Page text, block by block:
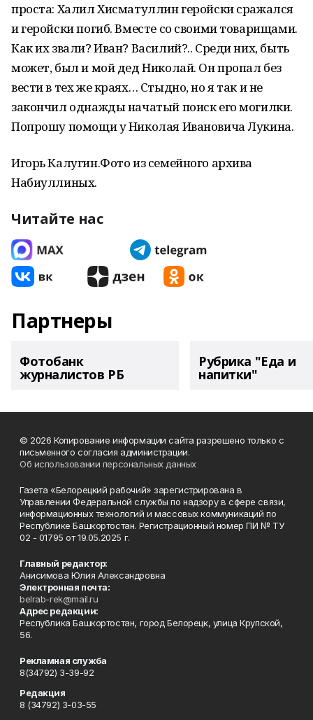
проста: Халил Хисматуллин геройски сражался
и геройски погиб. Вместе со своими товарищами.
Как их звали? Иван? Василий?.. Среди них, быть
может, был и мой дед Николай. Он пропал без
вести в тех же краях… Стыдно, но я так и не
закончил однажды начатый поиск его могилки.
Попрошу помощи у Николая Ивановича Лукина.
Игорь Калугин.Фото из семейного архива
Набиуллиных.
Читайте нас
Партнеры
Фотобанк
журналистов РБ
Рубрика "Еда и
напитки"
© 2026 Копирование информации сайта разрешено только с
письменного согласия администрации.
Об использовании персональных данных
Газета «Белорецкий рабочий» зарегистрирована в
Управлении Федеральной службы по надзору в сфере связи,
информационных технологий и массовых коммуникаций по
Республике Башкортостан. Регистрационный номер ПИ № ТУ
02 - 01795 от 19.05.2025 г.
Главный редактор:
Анисимова Юлия Александровна
Электронная почта:
belrab-rek@mail.ru
Адрес редакции:
Республика Башкортостан, город Белорецк, улица Крупской,
56.
Рекламная служба
8(34792) 3-39-92
Редакция
8 (34792) 3-03-55